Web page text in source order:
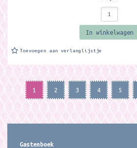
In winkelwagen
Toevoegen aan verlanglijstje
1 2 3 4 5
Gastenboek